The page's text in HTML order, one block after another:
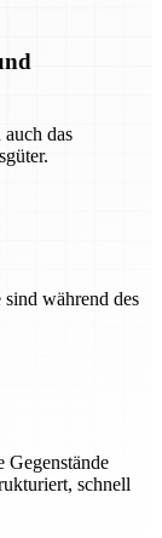
das
während des
Gegenstände
schnell